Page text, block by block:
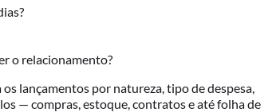
o relacionamento?
lançamentos por natureza, tipo de despesa,
— compras, estoque, contratos e até folha de